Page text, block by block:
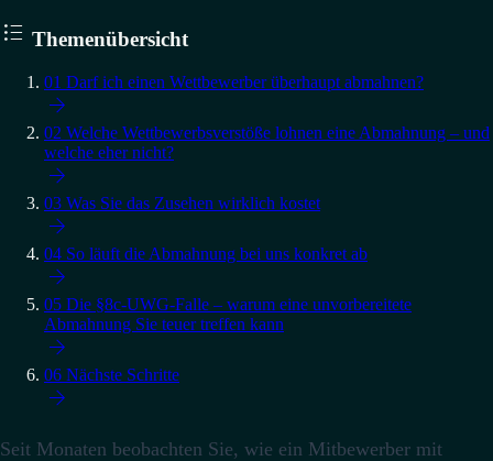
 Themenübersicht
01 Darf ich einen Wettbewerber überhaupt abmahnen?

02 Welche Wettbewerbsverstöße lohnen eine Abmahnung – und
welche eher nicht?

03 Was Sie das Zusehen wirklich kostet

04 So läuft die Abmahnung bei uns konkret ab

05 Die §8c-UWG-Falle – warum eine unvorbereitete
Abmahnung Sie teuer treffen kann

06 Nächste Schritte

Seit Monaten beobachten Sie, wie ein Mitbewerber mit